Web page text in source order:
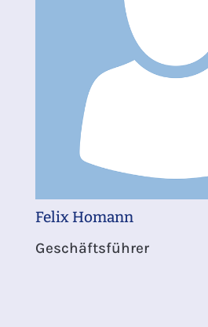
Felix Homann
Geschäftsführer